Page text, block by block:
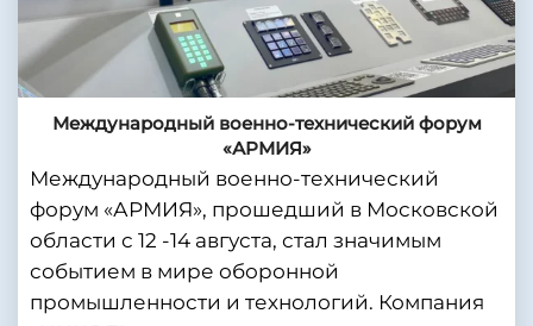
Международный военно-технический форум
«АРМИЯ»
Международный военно-технический
форум «АРМИЯ», прошедший в Московской
области с 12 -14 августа, стал значимым
событием в мире оборонной
промышленности и технологий. Компания